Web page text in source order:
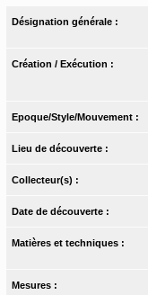
Désignation générale :
Création / Exécution :
Epoque/Style/Mouvement :
Lieu de découverte :
Collecteur(s) :
Date de découverte :
Matières et techniques :
Mesures :